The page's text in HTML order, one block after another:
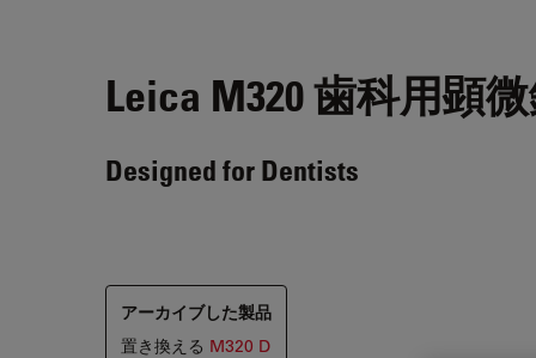
Leica M320歯科用顕
Designed for Dentists
アーカイブした製品
置き換える M320 D